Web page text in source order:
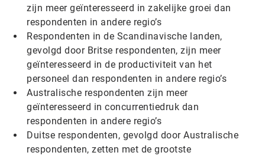
zijn meer geïnteresseerd in zakelijke groei dan
respondenten in andere regio’s
Respondenten in de Scandinavische landen,
gevolgd door Britse respondenten, zijn meer
geïnteresseerd in de productiviteit van het
personeel dan respondenten in andere regio’s
Australische respondenten zijn meer
geïnteresseerd in concurrentiedruk dan
respondenten in andere regio’s
Duitse respondenten, gevolgd door Australische
respondenten, zetten met de grootste